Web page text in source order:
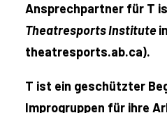
Ansprechpartner für T
Theatresports Institute
theatresports.ab.ca).
T ist ein geschützter
Improgruppen für ihre